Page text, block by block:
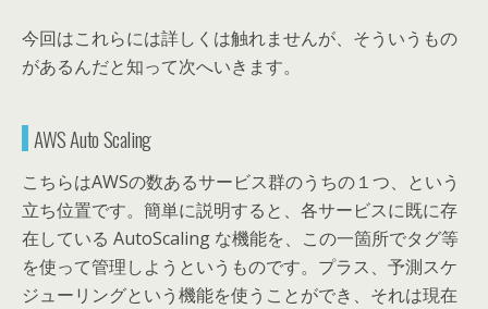
今回はこれらには詳しくは触れませんが、そういうもの
があるんだと知って次へいきます。
AWS Auto Scaling
こちらはAWSの数あるサービス群のうちの１つ、という
立ち位置です。簡単に説明すると、各サービスに既に存
在している AutoScaling な機能を、この一箇所でタグ等
を使って管理しようというものです。プラス、予測スケ
ジューリングという機能を使うことができ、それは現在